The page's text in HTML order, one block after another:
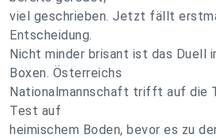
viel geschrieben. Jetzt fällt
Entscheidung.
Nicht minder brisant ist das Duell
Boxen. Österreichs
Nationalmannschaft trifft auf die
Test auf
heimischem Boden, bevor es zu